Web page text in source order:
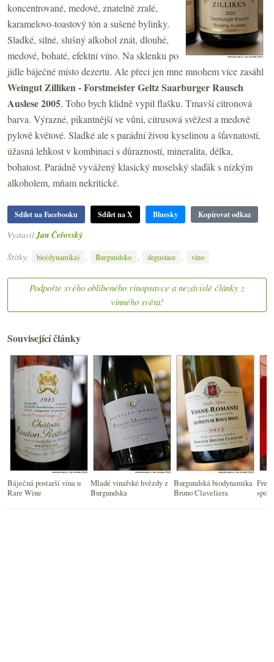
koncentrované, medové, znatelně zralé,
karamelovo-toastový tón a sušené bylinky.
Sladké, silné, slušný alkohol znát, dlouhé,
medové, bohaté, efektní víno. Na sklenku po
jídle báječné místo dezertu. Ale přeci jen mne mnohem více zasáhl
Weingut Zilliken - Forstmeister Geltz Saarburger Rausch
Auslese 2005. Toho bych klidně vypil flašku. Tmavší citronová
barva. Výrazné, pikantnější ve vůni, citrusová svěžest a medově
pylově květové. Sladké ale s parádní živou kyselinou a šťavnatostí,
úžasná lehkost v kombinaci s důrazností, mineralita, délka,
bohatost. Parádně vyvážený klasický moselský slaďák s nízkým
alkoholem, mňam nekritické.
Sdílet na Facebooku Sdílet na X Bluesky Kopírovat odkaz
Vystavil Jan Čeřovský
Štítky:
bio(dynamika) , Burgundsko , degustace , víno
Podpořte svého oblíbeného vínopsavce a nezávislé články z
vinného světa!
Související články
Báječná postarší vína u
Rare Wine
Mladé vinařské hvězdy z
Burgundska
Burgundská biodynamika
Bruno Claveliera